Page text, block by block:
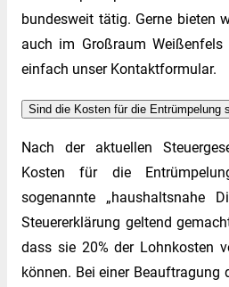
bundesweit tätig. Gerne bieten
auch im Großraum
einfach unser Kontaktformular.
Sind die Kosten für die Entrümpelung
Nach der aktuellen
Kosten für die
sogenannte „haushaltsnahe
Steuererklärung geltend
dass sie 20% der Lohnkosten
können. Bei einer Beauftragung